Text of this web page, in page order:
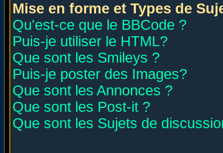
Mise en forme et Types de
Qu'est-ce que le BBCode ?
Puis-je utiliser le HTML?
Que sont les Smileys ?
Puis-je poster des Images?
Que sont les Annonces ?
Que sont les Post-it ?
Que sont les Sujets de